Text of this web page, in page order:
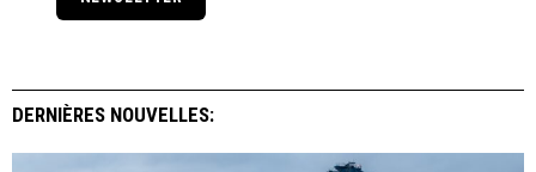
DERNIÈRES NOUVELLES: